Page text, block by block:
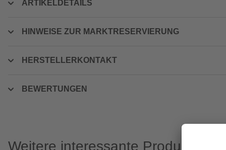
ARTIKELDETAILS
HINWEISE ZUR MARKTRESERVIERUNG
HERSTELLERKONTAKT
BEWERTUNGEN
Weitere interessante Produkte